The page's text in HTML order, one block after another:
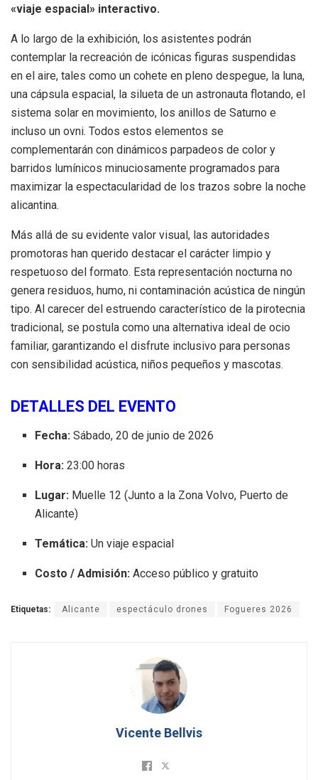
«viaje espacial» interactivo.
A lo largo de la exhibición, los asistentes podrán
contemplar la recreación de icónicas figuras suspendidas
en el aire, tales como un cohete en pleno despegue, la luna,
una cápsula espacial, la silueta de un astronauta flotando, el
sistema solar en movimiento, los anillos de Saturno e
incluso un ovni. Todos estos elementos se
complementarán con dinámicos parpadeos de color y
barridos lumínicos minuciosamente programados para
maximizar la espectacularidad de los trazos sobre la noche
alicantina.
Más allá de su evidente valor visual, las autoridades
promotoras han querido destacar el carácter limpio y
respetuoso del formato. Esta representación nocturna no
genera residuos, humo, ni contaminación acústica de ningún
tipo. Al carecer del estruendo característico de la pirotecnia
tradicional, se postula como una alternativa ideal de ocio
familiar, garantizando el disfrute inclusivo para personas
con sensibilidad acústica, niños pequeños y mascotas.
DETALLES DEL EVENTO
Fecha: Sábado, 20 de junio de 2026
Hora: 23:00 horas
Lugar: Muelle 12 (Junto a la Zona Volvo, Puerto de
Alicante)
Temática: Un viaje espacial
Costo / Admisión: Acceso público y gratuito
Etiquetas: Alicante espectáculo drones Fogueres 2026
Vicente Bellvis